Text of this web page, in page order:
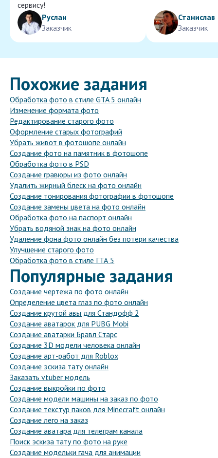
сервису!
Руслан
Заказчик
Станислав
Заказчик
Похожие задания
Обработка фото в стиле GTA 5 онлайн
Изменение формата фото
Редактирование старого фото
Оформление старых фотографий
Убрать живот в фотошопе онлайн
Создание фото на памятник в фотошопе
Обработка фото в PSD
Создание гравюры из фото онлайн
Удалить жирный блеск на фото онлайн
Создание тонирования фотографии в фотошопе
Создание замены цвета на фото онлайн
Обработка фото на паспорт онлайн
Убрать водяной знак на фото онлайн
Удаление фона фото онлайн без потери качества
Улучшение старого фото
Обработка фото в стиле ГТА 5
Популярные задания
Создание чертежа по фото онлайн
Определение цвета глаз по фото онлайн
Создание крутой авы для Стандофф 2
Создание аватарок для PUBG Mobi
Создание аватарки Бравл Старс
Создание 3D модели человека онлайн
Создание арт-работ для Roblox
Создание эскиза тату онлайн
Заказать vtuber модель
Создание выкройки по фото
Создание модели машины на заказ по фото
Создание текстур паков для Minecraft онлайн
Создание лего на заказ
Создание аватара для телеграм канала
Поиск эскиза тату по фото на руке
Создание модельки гача для анимации